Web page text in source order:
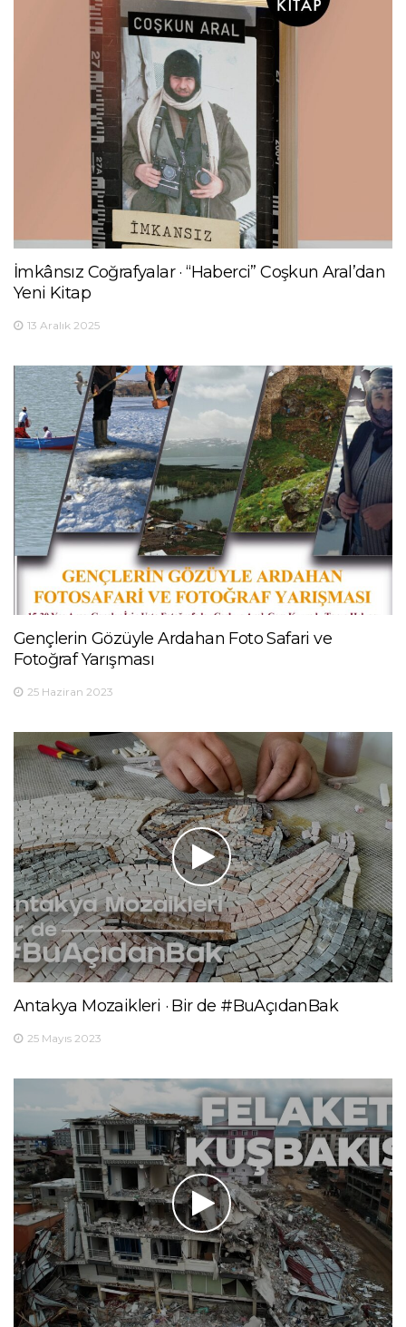
İmkânsız Coğrafyalar · “Haberci” Coşkun Aral’dan
Yeni Kitap
13 Aralık 2025
Gençlerin Gözüyle Ardahan Foto Safari ve
Fotoğraf Yarışması
25 Haziran 2023
Antakya Mozaikleri · Bir de #BuAçıdanBak
25 Mayıs 2023